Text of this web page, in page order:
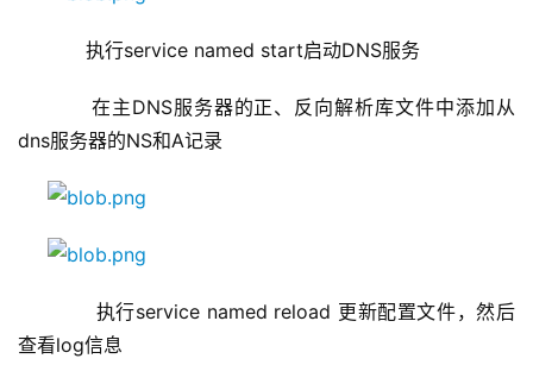
执行service named start启动DNS服务
在主DNS服务器的正、反向解析库文件中添加从
dns服务器的NS和A记录
执行service named reload 更新配置文件，然后
查看log信息